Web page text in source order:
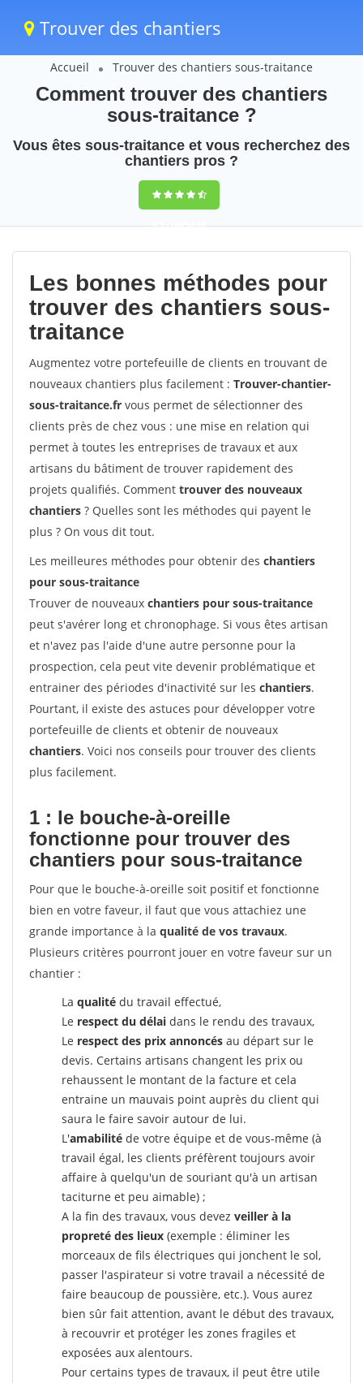
Trouver des chantiers
Accueil Trouver des chantiers sous-traitance
Comment trouver des chantiers
sous-traitance ?
Vous êtes sous-traitance et vous recherchez des
chantiers pros ?
9,5(100%)49
votes
Les bonnes méthodes pour
trouver des chantiers sous-
traitance
Augmentez votre portefeuille de clients en trouvant de
nouveaux chantiers plus facilement : Trouver-chantier-
sous-traitance.fr vous permet de sélectionner des
clients près de chez vous : une mise en relation qui
permet à toutes les entreprises de travaux et aux
artisans du bâtiment de trouver rapidement des
projets qualifiés. Comment trouver des nouveaux
chantiers ? Quelles sont les méthodes qui payent le
plus ? On vous dit tout.
Les meilleures méthodes pour obtenir des chantiers
pour sous-traitance
Trouver de nouveaux chantiers pour sous-traitance
peut s'avérer long et chronophage. Si vous êtes artisan
et n'avez pas l'aide d'une autre personne pour la
prospection, cela peut vite devenir problématique et
entrainer des périodes d'inactivité sur les chantiers.
Pourtant, il existe des astuces pour développer votre
portefeuille de clients et obtenir de nouveaux
chantiers. Voici nos conseils pour trouver des clients
plus facilement.
1 : le bouche-à-oreille
fonctionne pour trouver des
chantiers pour sous-traitance
Pour que le bouche-à-oreille soit positif et fonctionne
bien en votre faveur, il faut que vous attachiez une
grande importance à la qualité de vos travaux.
Plusieurs critères pourront jouer en votre faveur sur un
chantier :
La qualité du travail effectué,
Le respect du délai dans le rendu des travaux,
Le respect des prix annoncés au départ sur le
devis. Certains artisans changent les prix ou
rehaussent le montant de la facture et cela
entraine un mauvais point auprès du client qui
saura le faire savoir autour de lui.
L'amabilité de votre équipe et de vous-même (à
travail égal, les clients préfèrent toujours avoir
affaire à quelqu'un de souriant qu'à un artisan
taciturne et peu aimable) ;
A la fin des travaux, vous devez veiller à la
propreté des lieux (exemple : éliminer les
morceaux de fils électriques qui jonchent le sol,
passer l'aspirateur si votre travail a nécessité de
faire beaucoup de poussière, etc.). Vous aurez
bien sûr fait attention, avant le début des travaux,
à recouvrir et protéger les zones fragiles et
exposées aux alentours.
Pour certains types de travaux, il peut être utile